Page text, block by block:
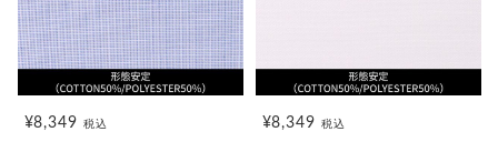
¥8,349税込 ¥8,349税込